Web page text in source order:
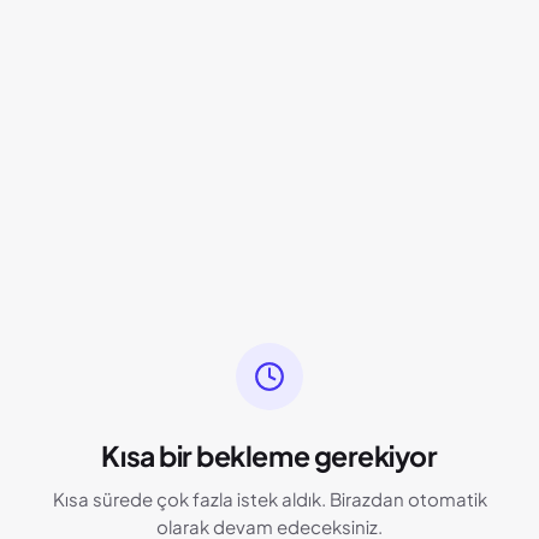
Kısa bir bekleme gerekiyor
Kısa sürede çok fazla istek aldık. Birazdan otomatik
olarak devam edeceksiniz.